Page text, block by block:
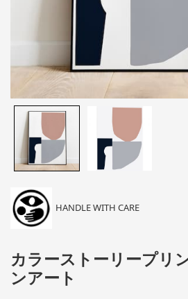
HANDLE WITH CARE
カラーストーリープリ
ンアート